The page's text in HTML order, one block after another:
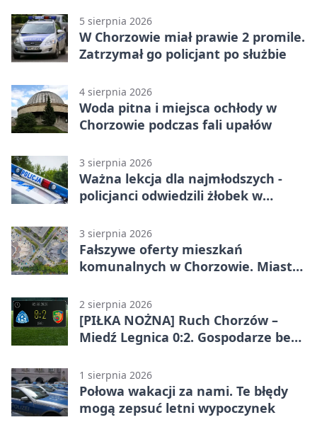
5 sierpnia 2026
W Chorzowie miał prawie 2 promile.
Zatrzymał go policjant po służbie
4 sierpnia 2026
Woda pitna i miejsca ochłody w
Chorzowie podczas fali upałów
3 sierpnia 2026
Ważna lekcja dla najmłodszych -
policjanci odwiedzili żłobek w
3 sierpnia 2026
Fałszywe oferty mieszkań
komunalnych w Chorzowie. Miasto
2 sierpnia 2026
[PIŁKA NOŻNA] Ruch Chorzów –
Miedź Legnica 0:2. Gospodarze bez
1 sierpnia 2026
Połowa wakacji za nami. Te błędy
mogą zepsuć letni wypoczynek